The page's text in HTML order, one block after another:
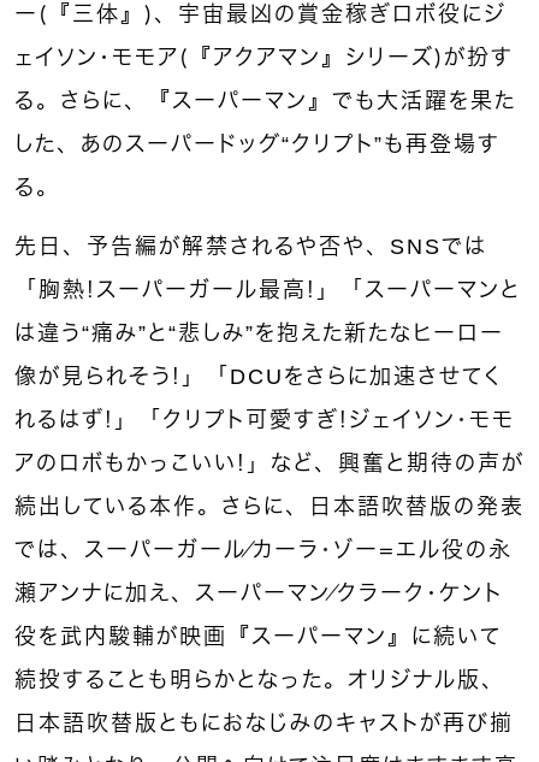
ー（『三体』）、宇宙最凶の賞金稼ぎロボ役にジ
ェイソン・モモア（『アクアマン』シリーズ）が扮す
る。さらに、『スーパーマン』でも大活躍を果た
した、あのスーパードッグ“クリプト”も再登場す
る。
先日、予告編が解禁されるや否や、SNSでは
「胸熱！スーパーガール最高！」「スーパーマンと
は違う“痛み”と“悲しみ”を抱えた新たなヒーロー
像が見られそう！」「DCUをさらに加速させてく
れるはず！」「クリプト可愛すぎ！ジェイソン・モモ
アのロボもかっこいい！」など、興奮と期待の声が
続出している本作。さらに、日本語吹替版の発表
では、スーパーガール／カーラ・ゾー＝エル役の永
瀬アンナに加え、スーパーマン／クラーク・ケント
役を武内駿輔が映画『スーパーマン』に続いて
続投することも明らかとなった。オリジナル版、
日本語吹替版ともにおなじみのキャストが再び揃